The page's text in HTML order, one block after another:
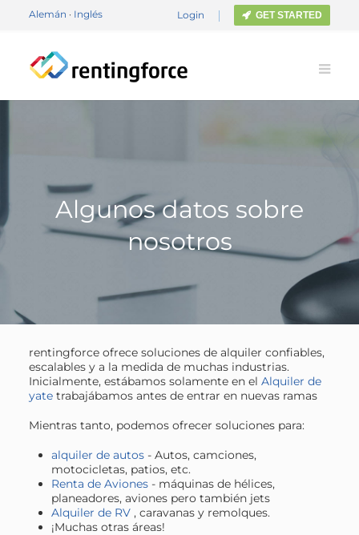
Alemán · Inglés Login GET STARTED
Algunos datos sobre
nosotros
rentingforce ofrece soluciones de alquiler confiables,
escalables y a la medida de muchas industrias.
Inicialmente, estábamos solamente en el Alquiler de
yatetrabajábamos antes de entrar en nuevas ramas
Mientras tanto, podemos ofrecer soluciones para:
alquiler de autos- Autos, camciones,
motocicletas, patios, etc.
Renta de Aviones- máquinas de hélices,
planeadores, aviones pero también jets
Alquiler de RV , caravanas y remolques.
¡Muchas otras áreas!